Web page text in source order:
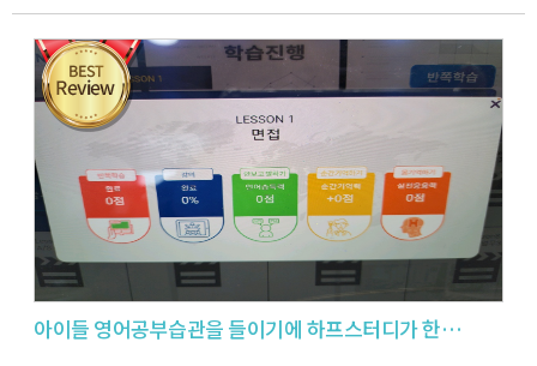
아이들 영어공부습관을 들이기에 하프스터디가 한몫 했습니다.